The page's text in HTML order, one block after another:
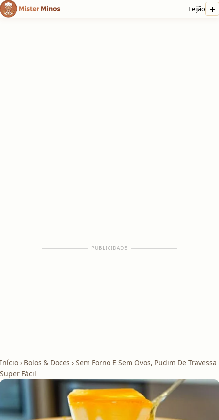
Feijão +
PUBLICIDADE
Início › Bolos & Doces › Sem Forno E Sem Ovos, Pudim De Travessa
Super Fácil